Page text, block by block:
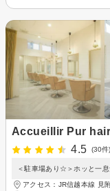
Accueillir Pur hair
4.5
(30件)
＜駐車場あり☆＞ホッと一
アクセス：JR信越本線 見